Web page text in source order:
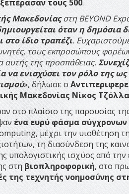
τους 500.
Μακεδονίαςστη BEYOND
όταν η δημόσια
ίδιο τραπέζι.
τους εκπροσώπους
αυτής της προσπάθειας.
ενισχύσει τον ρόλο της ως
», δήλωσε ο
Μακεδονίας Νίκος
στο πλαίσιο της παρουσίας
ένα ευρύ φάσμα
μέχρι την υιοθέτηση
τη διασύνδεση της
υπολογιστικής ισχύος από
στη βιοπληροφορική, στο
της τεχνητής νοημοσύνης